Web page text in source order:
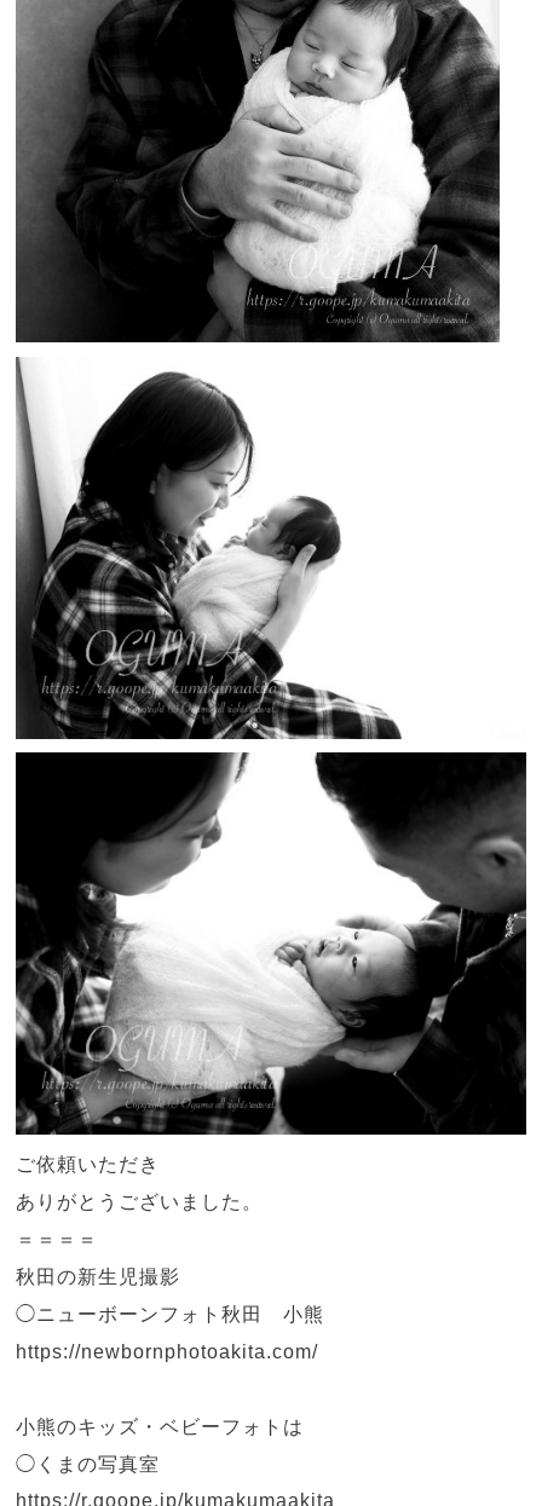
ご依頼いただき
ありがとうございました。
＝＝＝＝
秋田の新生児撮影
◯ニューボーンフォト秋田 小熊
https://newbornphotoakita.com/
小熊のキッズ・ベビーフォトは
◯くまの写真室
https://r.goope.jp/kumakumaakita